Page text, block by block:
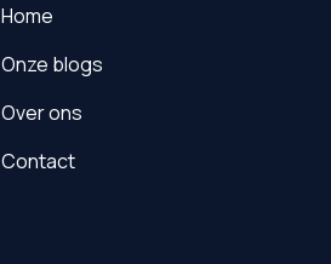
Home
Onze blogs
Over ons
Contact